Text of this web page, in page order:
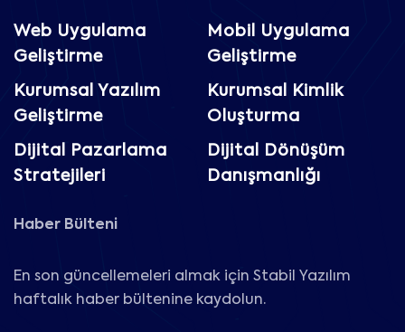
Web Uygulama
Geliştirme
Mobil Uygulama
Geliştirme
Kurumsal Yazılım
Geliştirme
Kurumsal Kimlik
Oluşturma
Dijital Pazarlama
Stratejileri
Dijital Dönüşüm
Danışmanlığı
Haber Bülteni
En son güncellemeleri almak için Stabil Yazılım
haftalık haber bültenine kaydolun.